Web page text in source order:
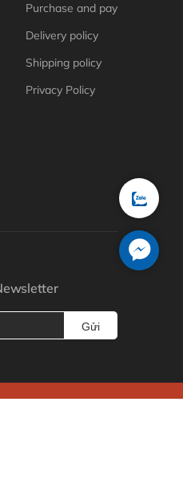
Purchase and pay
Delivery policy
Shipping policy
Privacy Policy
Gửi